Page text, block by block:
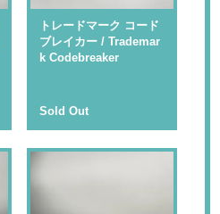
トレードマーク コード
ブレイカー / Trademar
k Codebreaker
Sold Out